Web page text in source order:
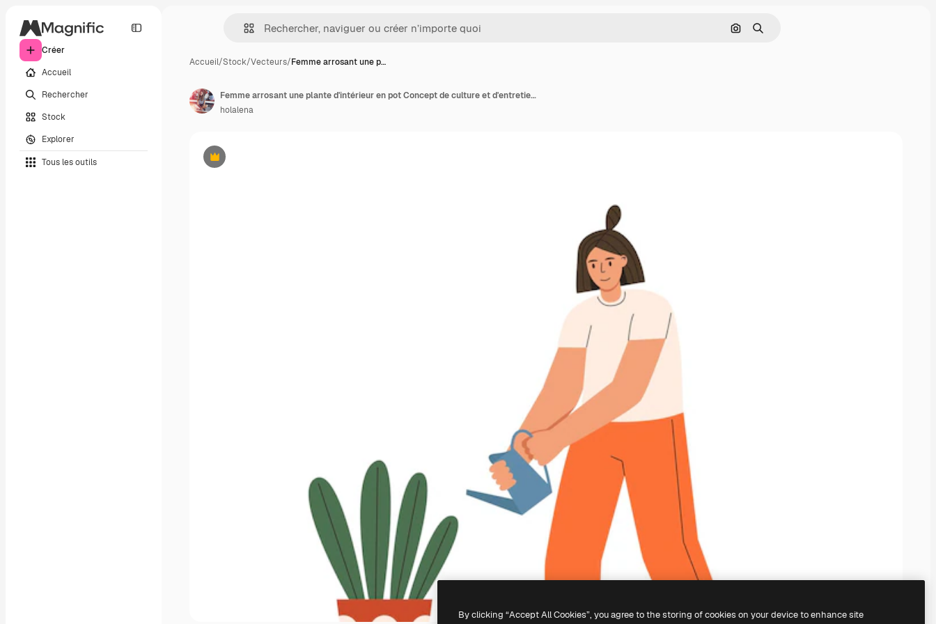
Créer
Accueil
Rechercher
Stock
Explorer
Tous les outils
Rechercher par image
Rechercher
Accueil/Stock/Vecteurs/Femme arrosant une p…
Premium
Femme arrosant une plante d'intérieur en pot Concept de culture et d'entretien de plantes d'intérieur
holalena
By clicking “Accept All Cookies”, you agree to the storing of cookies on your device to enhance site